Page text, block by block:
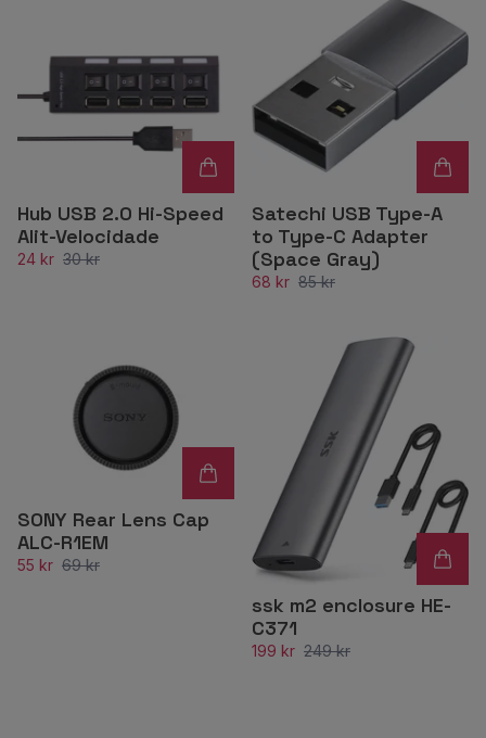
Hub USB 2.0 Hi-Speed
Alit-Velocidade
24 kr 30 kr
Satechi USB Type-A
to Type-C Adapter
(Space Gray)
68 kr 85 kr
SONY Rear Lens Cap
ALC-R1EM
55 kr 69 kr
ssk m2 enclosure HE-
C371
199 kr 249 kr